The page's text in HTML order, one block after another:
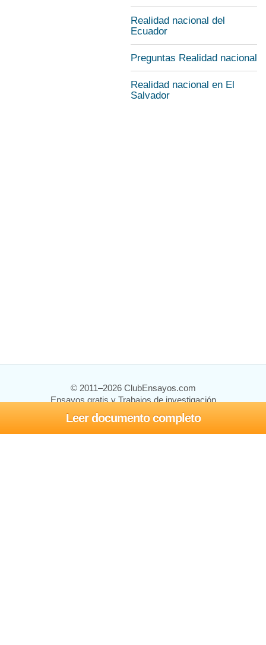
Leer documento completo
Realidad nacional del
Ecuador
Preguntas Realidad nacional
Realidad nacional en El
Salvador
© 2011–2026 ClubEnsayos.com
Ensayos gratis y Trabajos de investigación